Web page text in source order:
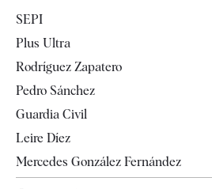
Televisión
SEPI
Plus Ultra
Rodríguez Zapatero
Pedro Sánchez
Guardia Civil
Leire Díez
Mercedes González Fernández